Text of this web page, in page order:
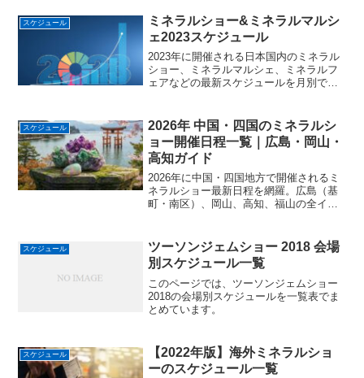
します。
スケジュール
ミネラルショー&ミネラルマルシ
ェ2023スケジュール
2023年に開催される日本国内のミネラル
ショー、ミネラルマルシェ、ミネラルフ
ェアなどの最新スケジュールを月別でま
ます。
スケジュール
2026年 中国・四国のミネラルシ
ョー開催日程一覧｜広島・岡山・
高知ガイド
2026年に中国・四国地方で開催されるミ
ネラルショー最新日程を網羅。広島（基
町・南区）、岡山、高知、福山の全イベ
見どころを掲載。スマホでも横スクロー
ルなしで快適に閲覧可能です。
スケジュール
ツーソンジェムショー 2018 会場
別スケジュール一覧
このページでは、ツーソンジェムショー
2018の会場別スケジュールを一覧表でま
とめています。
スケジュール
【2022年版】海外ミネラルショ
ーのスケジュール一覧